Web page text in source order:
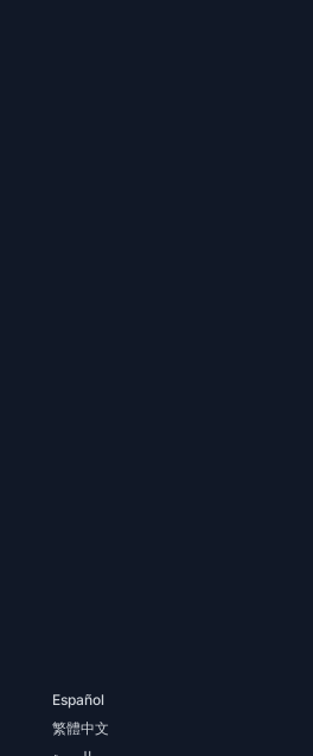
Español
繁體中文